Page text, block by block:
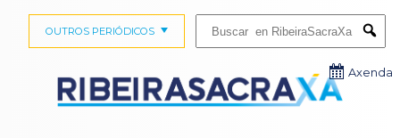
OUTROS PERIÓDICOS
Axenda